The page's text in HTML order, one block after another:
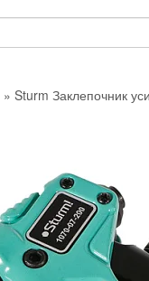
» Sturm Заклепочник